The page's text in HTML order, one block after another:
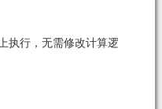
执行，无需修改计算逻